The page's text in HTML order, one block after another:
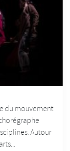
du mouvement
Autour